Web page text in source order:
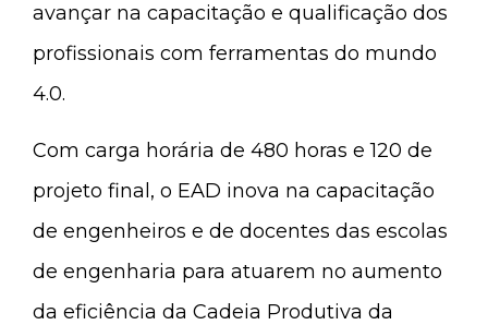
avançar na capacitação e qualificação dos
profissionais com ferramentas do mundo
4.0.
Com carga horária de 480 horas e 120 de
projeto final, o EAD inova na capacitação
de engenheiros e de docentes das escolas
de engenharia para atuarem no aumento
da eficiência da Cadeia Produtiva da